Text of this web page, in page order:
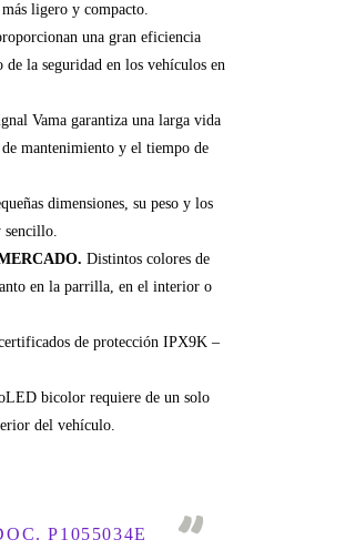
ligero y compacto.
una gran eficiencia
la seguridad en los vehículos en
Vama garantiza una larga vida
mantenimiento y el tiempo de
dimensiones, su peso y los
sencillo.
Distintos colores de
en la parrilla, en el interior o
de protección IPX9K –
bicolor requiere de un solo
del vehículo.
P1055034E